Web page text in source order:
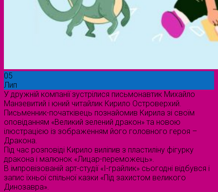
05
Лип
У дружній компанії зустрілися письмонавтик Михайло
Манзевитий і юний читайлик Кирило Островерхий.
Письменник-початківець познайомив Кирила зі своїм
оповіданням «Великий зелений дракон» та новою
ілюстрацією із зображенням його головного героя –
Дракона.
Під час розповіді Кирило виліпив з пластиліну фігурку
дракона і малюнок «Лицар-переможець».
В імпровізованій арт-студії «І-грайлик» сьогодні відбувся і
запис їхньої спільної казки «Під захистом великого
Динозавра».